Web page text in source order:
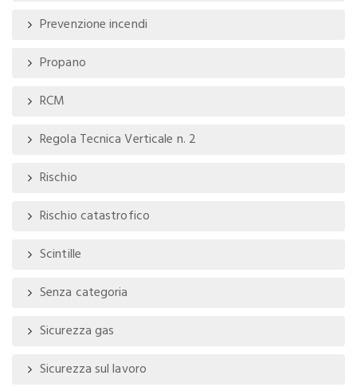
Prevenzione incendi
Propano
RCM
Regola Tecnica Verticale n. 2
Rischio
Rischio catastrofico
Scintille
Senza categoria
Sicurezza gas
Sicurezza sul lavoro